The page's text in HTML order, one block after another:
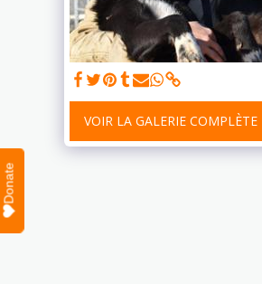
VOIR LA GALERIE COMPLÈTE
Donate